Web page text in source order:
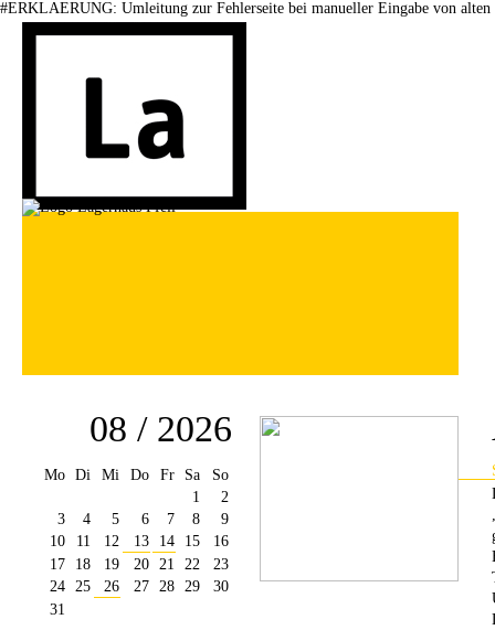
08 / 2026
Mo Di Mi Do Fr Sa
So
1
2
3
4 5 6 7 8
9
10
11 12 13 14 15
16
17
18 19 20 21 22
23
24 25 26 27 28 29
30
31
#ERKLAERUNG: Umleitung zur Fehlerseite bei manueller Eingabe von alten